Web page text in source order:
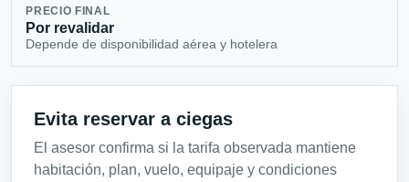
PRECIO FINAL
Por revalidar
Depende de disponibilidad aérea y hotelera
Evita reservar a ciegas
El asesor confirma si la tarifa observada mantiene
habitación, plan, vuelo, equipaje y condiciones